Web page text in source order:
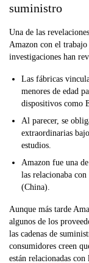
suministro
Una de las
Amazon con el
investigaciones han
Las fábricas
menores de edad
dispositivos como
Al parecer, se
extraordinarias
estudios.
Amazon fue una
las relacionaba
(China).
Aunque más tarde
algunos de los
las cadenas de
consumidores creen
están relacionadas